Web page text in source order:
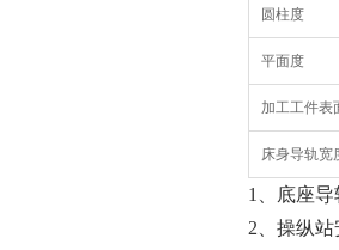
圆柱度
平面度
加工工件表
床身导轨宽
1、底座
2、操纵